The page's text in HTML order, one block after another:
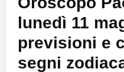
lunedì 11
previsioni e
segni